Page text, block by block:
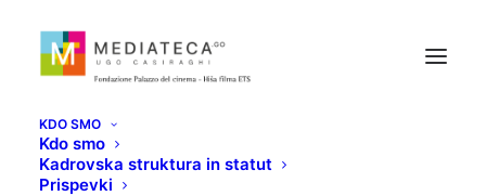
KDO SMO
Kdo smo
Kadrovska struktura in statut
Prispevki